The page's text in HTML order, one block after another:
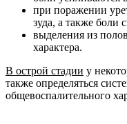
при поражении
зуда, а также боли
выделения из
характера.
В острой стадии у
также определяться
общевоспалительного